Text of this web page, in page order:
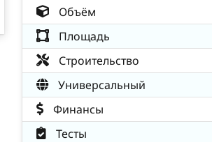
Объём
Площадь
Строительство
Универсальный
Финансы
Тесты